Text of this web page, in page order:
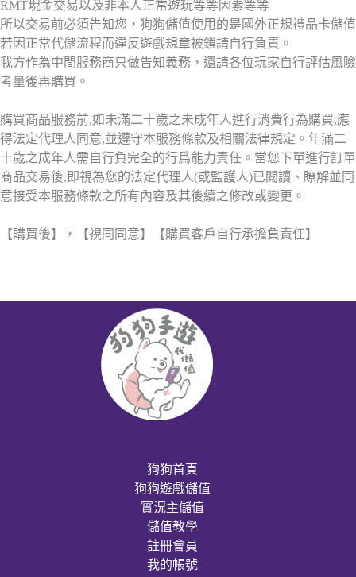
RMT現金交易以及非本人正常遊玩等等因素等等
所以交易前必須告知您，狗狗儲值使用的是國外正規禮品卡儲值
若因正常代儲流程而違反遊戲規章被鎖請自行負責。
我方作為中間服務商只做告知義務，還請各位玩家自行評估風險
考量後再購買。
購買商品服務前,如未滿二十歲之未成年人進行消費行為購買,應
得法定代理人同意,並遵守本服務條款及相關法律規定。年滿二
十歲之成年人需自行負完全的行爲能力責任。當您下單進行訂單
商品交易後,即視為您的法定代理人(或監護人)已閱讀、瞭解並同
意接受本服務條款之所有內容及其後續之修改或變更。
【購買後】，【視同同意】【購買客戶自行承擔負責任】
狗狗首頁
狗狗遊戲儲值
實況主儲值
儲值教學
註冊會員
我的帳號